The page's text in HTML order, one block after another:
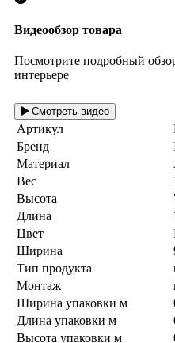
Видеообзор товара
Посмотрите подробный
интерьере
Смотреть видео
Артикул
Бренд
Материал
Вес
Высота
Длина
Цвет
Ширина
Тип продукта
Монтаж
Ширина упаковки м
Длина упаковки м
Высота упаковки м